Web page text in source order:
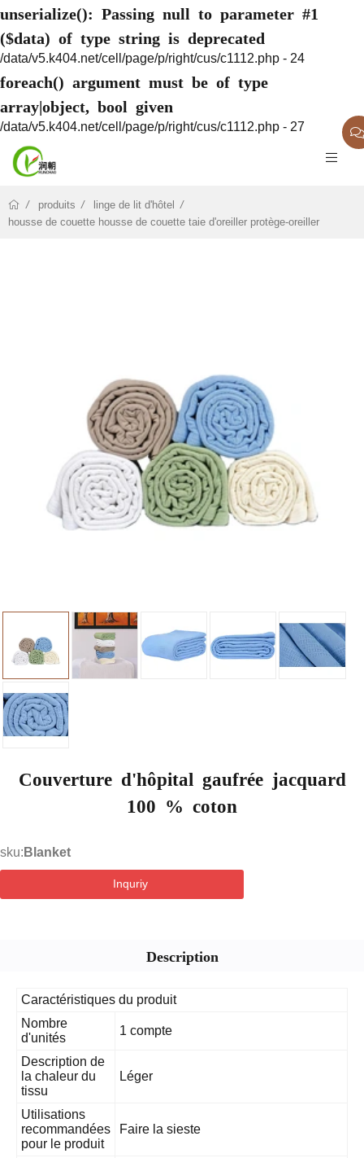
unserialize(): Passing null to parameter #1
($data) of type string is deprecated
/data/v5.k404.net/cell/page/p/right/cus/c1112.php - 24
foreach() argument must be of type
array|object, bool given
/data/v5.k404.net/cell/page/p/right/cus/c1112.php - 27
produits
linge de lit d'hôtel
housse de couette housse de couette taie d'oreiller protège-oreiller
Couverture d'hôpital gaufrée jacquard
100 % coton
sku: Blanket
Inquriy
Description
Caractéristiques du produit
Nombre
d'unités
1 compte
Description de
la chaleur du
tissu
Léger
Utilisations
recommandées
pour le produit
Faire la sieste